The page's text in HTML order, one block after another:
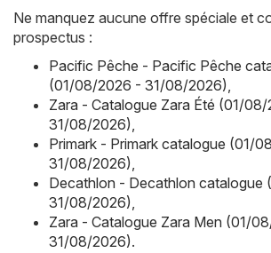
Ne manquez aucune offre spéciale et
prospectus :
Pacific Pêche - Pacific Pêche
(01/08/2026 - 31/08/2026),
Zara - Catalogue Zara Été (01/
31/08/2026),
Primark - Primark catalogue (01/
31/08/2026),
Decathlon - Decathlon catalogue
31/08/2026),
Zara - Catalogue Zara Men (01/
31/08/2026).